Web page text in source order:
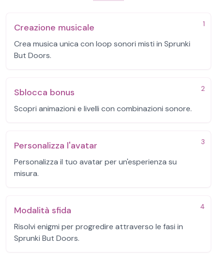
1
Creazione musicale
Crea musica unica con loop sonori misti in Sprunki
But Doors.
2
Sblocca bonus
Scopri animazioni e livelli con combinazioni sonore.
3
Personalizza l'avatar
Personalizza il tuo avatar per un'esperienza su
misura.
4
Modalità sfida
Risolvi enigmi per progredire attraverso le fasi in
Sprunki But Doors.